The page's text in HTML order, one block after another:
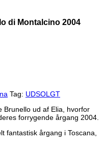
di Montalcino 2004
Tag: UDSOLGT
Brunello ud af Elia, hvorfor
forrygende årgang 2004.
fantastisk årgang i Toscana,